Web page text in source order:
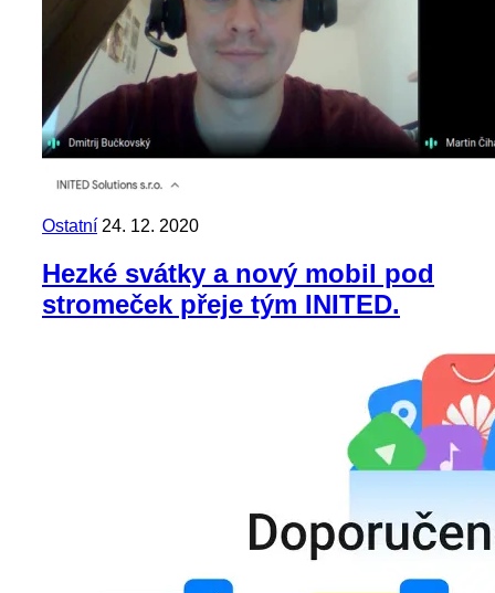
Ostatní 24. 12. 2020
Hezké svátky a nový mobil pod
stromeček přeje tým INITED.